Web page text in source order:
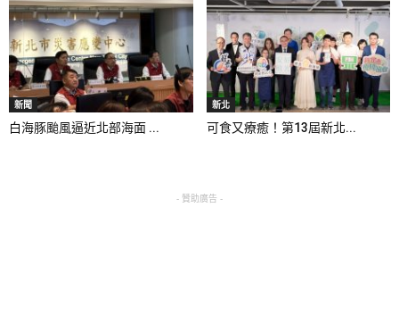
新聞
白海豚颱風逼近北部海面 ...
新北
可食又療癒！第13屆新北...
- 贊助廣告 -